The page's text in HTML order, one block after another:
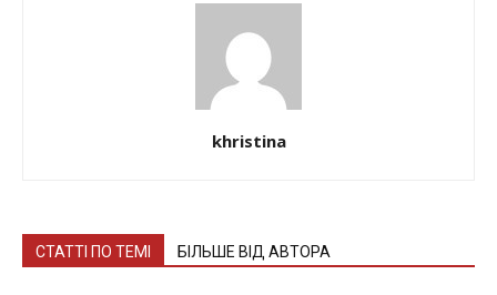
khristina
СТАТТІ ПО ТЕМІ БІЛЬШЕ ВІД АВТОРА